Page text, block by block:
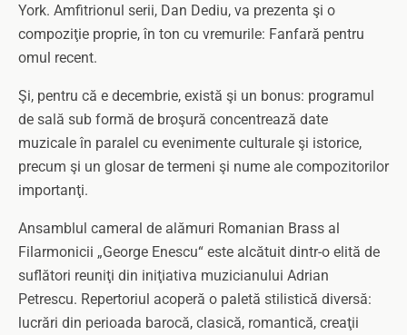
York. Amfitrionul serii, Dan Dediu, va prezenta şi o
compoziţie proprie, în ton cu vremurile: Fanfară pentru
omul recent.
Şi, pentru că e decembrie, există şi un bonus: programul
de sală sub formă de broşură concentrează date
muzicale în paralel cu evenimente culturale şi istorice,
precum şi un glosar de termeni şi nume ale compozitorilor
importanţi.
Ansamblul cameral de alămuri Romanian Brass al
Filarmonicii „George Enescu“ este alcătuit dintr-o elită de
suflători reuniţi din iniţiativa muzicianului Adrian
Petrescu. Repertoriul acoperă o paletă stilistică diversă:
lucrări din perioada barocă, clasică, romantică, creaţii